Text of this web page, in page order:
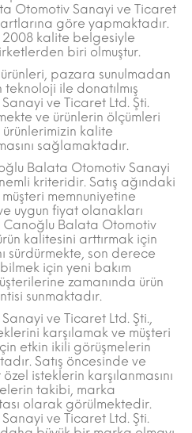
Otomotiv Sanayi ve Ticaret
göre yapmaktadır.
2008 kalite belgesiyle
biri olmuştur.
pazara sunulmadan
ile donatılmış
ve Ticaret Ltd. Şti.
ve ürünlerin ölçümleri
ürünlerimizin kalite
sağlamaktadır.
Balata Otomotiv Sanayi
kriteridir. Satış ağındaki
memnuniyetine
uygun fiyat olanakları
Canoğlu Balata Otomotiv
kalitesini arttırmak için
sürdürmekte, son derece
için yeni bakım
zamanında ürün
sunmaktadır.
ve Ticaret Ltd. Şti.,
karşılamak ve müşteri
etkin ikili görüşmelerin
Satış öncesinde ve
isteklerin karşılanmasını
takibi, marka
olarak görülmektedir.
ve Ticaret Ltd. Şti.